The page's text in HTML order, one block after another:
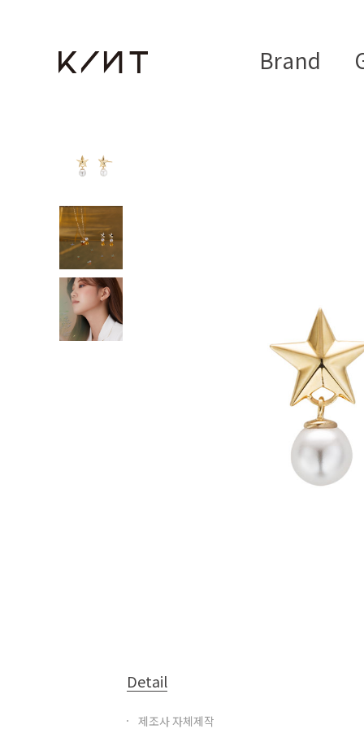
Brand
Detail
제조사 자체제작